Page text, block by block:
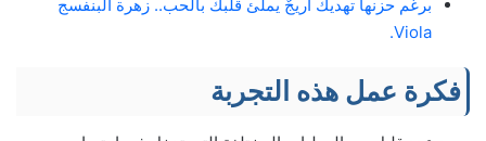
برغم حزنها تهديك أريجٌ يملئ قلبك بالحب.. زهرة البنفسج
Viola.
فكرة عمل هذه التجربة